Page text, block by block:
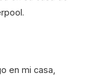
en mi casa,